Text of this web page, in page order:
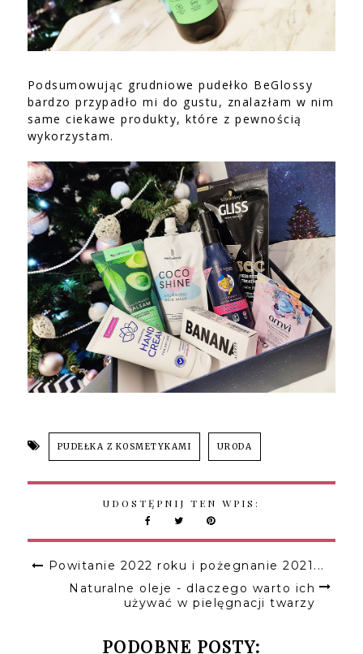
Podsumowując grudniowe pudełko BeGlossy
bardzo przypadło mi do gustu, znalazłam w nim
same ciekawe produkty, które z pewnością
wykorzystam.
PUDEŁKA Z KOSMETYKAMI URODA
UDOSTĘPNIJ TEN WPIS:
Powitanie 2022 roku i pożegnanie 2021...
Naturalne oleje - dlaczego warto ich
używać w pielęgnacji twarzy
PODOBNE POSTY: